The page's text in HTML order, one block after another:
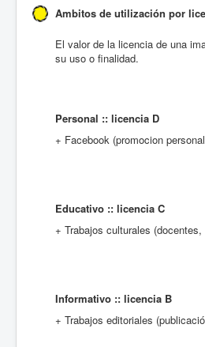
Ambitos de utilización por
El valor de la licencia de una
su uso o finalidad.
Personal :: licencia D
+ Facebook (promocion
Educativo :: licencia C
+ Trabajos culturales
Informativo :: licencia B
+ Trabajos editoriales